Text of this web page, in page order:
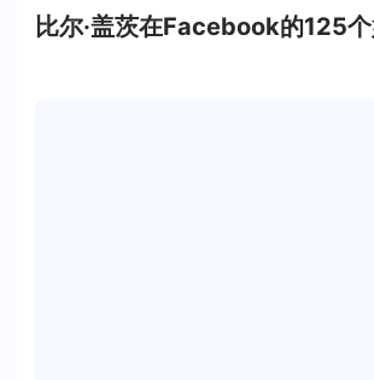
比尔·盖茨在Facebook的125